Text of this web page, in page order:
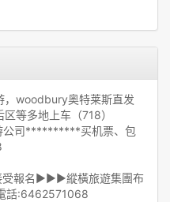
，woodbury奥特莱斯直发
等多地上车（718）
司**********买机票、包
報名▶▶▶縱橫旅遊集團布
話:6462571068